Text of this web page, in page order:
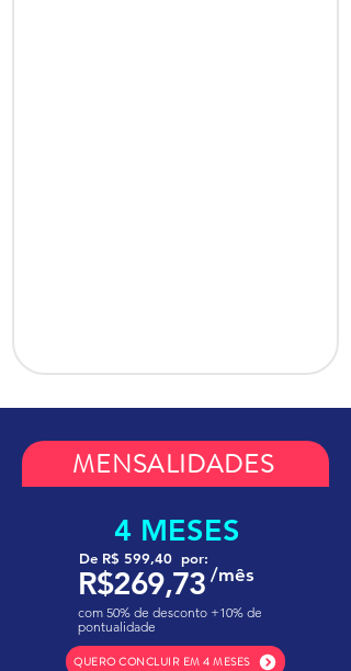
MENSALIDADES
4 MESES
De R$ 599,40 por:
R$269,73 /mês
com 50% de desconto +10% de
pontualidade
QUERO CONCLUIR EM 4 MESES